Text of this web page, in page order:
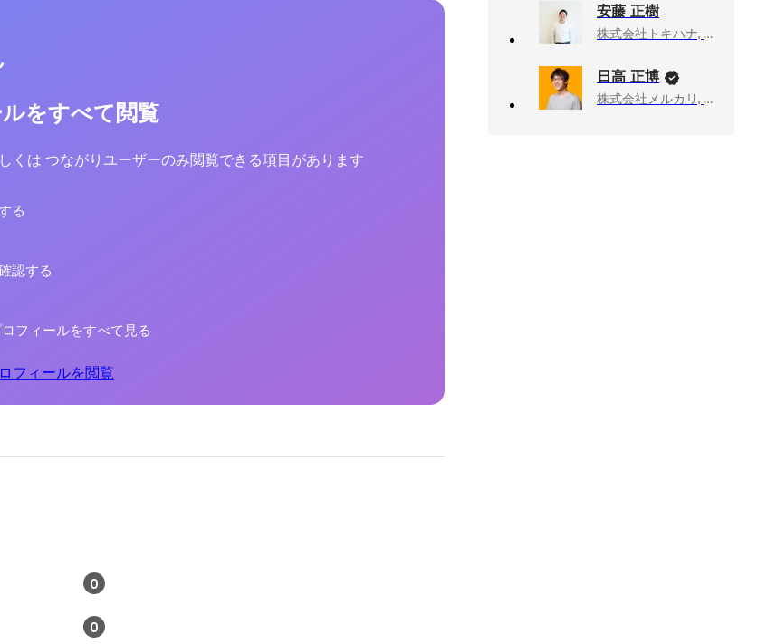
をすべて閲覧
くは つながりユーザーのみ閲覧できる項目があります
る
認する
フィールをすべて見る
フィールを閲覧
0
0
安藤 正樹
株式会社トキハナ, 代表取締役社長
日高 正博
株式会社メルカリ, メルペイ エキスパート（Android）